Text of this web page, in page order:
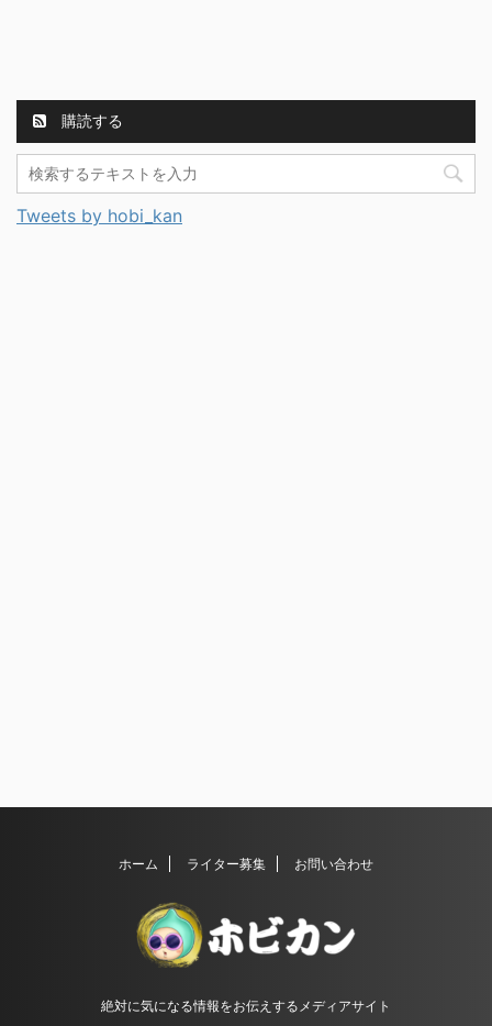
購読する
Tweets by hobi_kan
ホーム ライター募集 お問い合わせ
絶対に気になる情報をお伝えするメディアサイト